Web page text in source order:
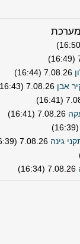
7.08.26 (16:44)
אבן 7.08.26 (16:43)
7.08.26 (16:41)
גינה 7.08.26 (16:39)
7.08.26 (16:34)